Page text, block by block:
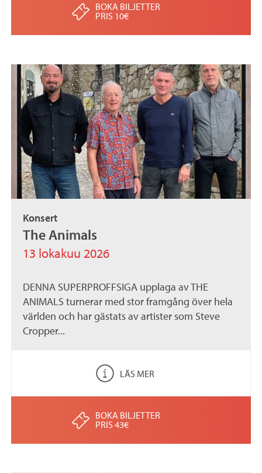
BOKA BILJETTER
PRIS 10€
Konsert
The Animals
13 lokakuu 2026
DENNA SUPERPROFFSIGA upplaga av THE
ANIMALS turnerar med stor framgång över hela
världen och har gästats av artister som Steve
Cropper...
LÄS MER
BOKA BILJETTER
PRIS 43€